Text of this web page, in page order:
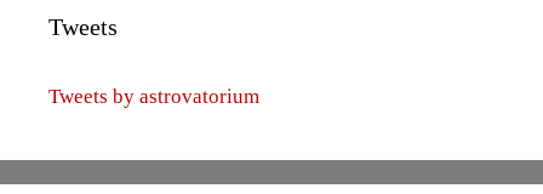
Tweets
Tweets by astrovatorium